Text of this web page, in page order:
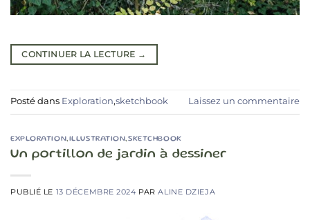
CONTINUER LA LECTURE →
Posté dans Exploration,sketchbook Laissez un commentaire
EXPLORATION, ILLUSTRATION,SKETCHBOOK
Un portillon de jardin à dessiner
PUBLIÉ LE 13 DÉCEMBRE 2024 PARALINE DZIEJA